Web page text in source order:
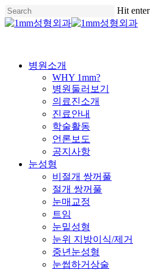
Skip
to
main
Hit enter
Close
Menu
병원소개
WHY 1mm?
병원둘러보기
의료진소개
진료안내
학술활동
언론보도
공지사항
눈성형
비절개 쌍꺼풀
절개 쌍꺼풀
눈매교정
트임
눈밑성형
눈위 지방이식/제거
중년눈성형
눈썹하거상술